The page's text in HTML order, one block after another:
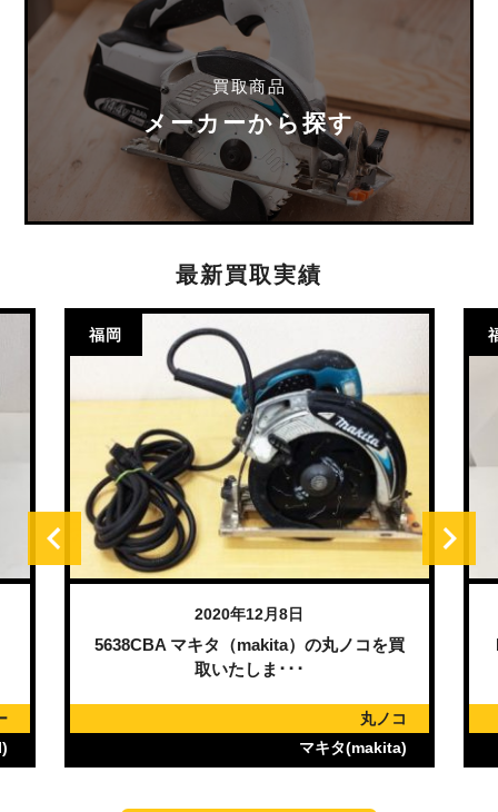
買取商品
メーカーから探す
最新買取実績
福岡
2020年12月8日
5638CBA マキタ（makita）の丸ノコを買
取いたしま･･･
丸ノコ
マキタ(makita)